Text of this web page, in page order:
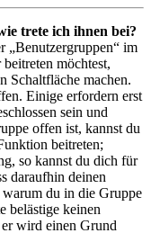
trete ich ihnen bei?
„Benutzergruppen“ im
möchtest,
Schaltfläche machen.
Einige erfordern erst
sein und
offen ist, kannst du
beitreten;
so kannst du dich für
daraufhin deinen
du in die Gruppe
belästige keinen
wird einen Grund